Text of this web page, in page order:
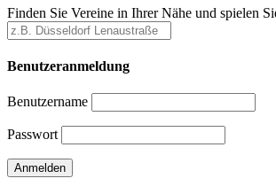
Finden Sie Vereine in Ihrer Nähe und spielen
Benutzeranmeldung
Benutzername
Passwort